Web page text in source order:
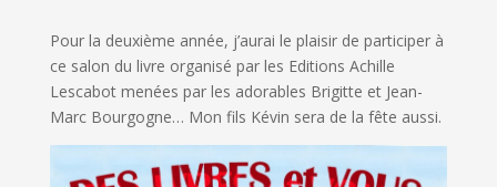
Pour la deuxième année, j’aurai le plaisir de participer à
ce salon du livre organisé par les Editions Achille
Lescabot menées par les adorables Brigitte et Jean-
Marc Bourgogne… Mon fils Kévin sera de la fête aussi.